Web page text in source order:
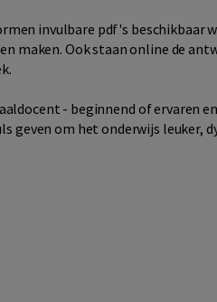
invulbare pdf's beschikbaar
maken. Ook staan online de
- beginnend of ervaren
geven om het onderwijs leuker,